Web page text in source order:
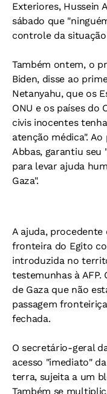
Exteriores, Hussein
sábado que
controle da situação
Também ontem, o
Biden, disse ao
Netanyahu, que os
ONU e os países do
civis inocentes
atenção médica".
Abbas, garantiu seu
para levar ajuda
Gaza".
A ajuda, procedente
fronteira do Egito
introduzida no
testemunhas à
de Gaza que não
passagem
fechada.
O secretário-geral
acesso "imediato"
terra, sujeita a um
Também se